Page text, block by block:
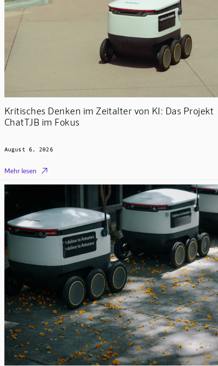
Kritisches Denken im Zeitalter von KI: Das Projekt
ChatTJB im Fokus
August 6, 2026
Mehr lesen 